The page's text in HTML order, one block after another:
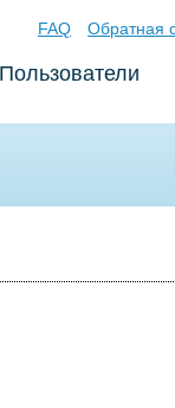
FAQ Обратная
Пользователи